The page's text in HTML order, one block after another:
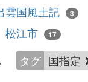
雲国風土記 3
松江市 17
タグ 国指定